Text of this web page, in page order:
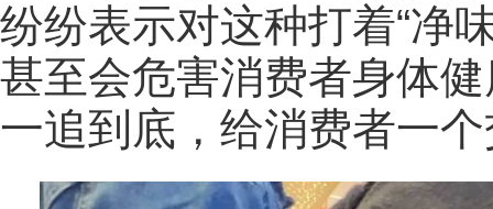
纷纷表示对这种打着“净
甚至会危害消费者身体
一追到底，给消费者一